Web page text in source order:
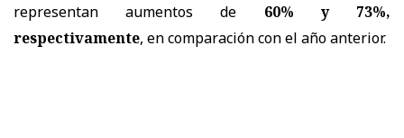
representan aumentos de 60% y 73%,
respectivamente, en comparación con el año anterior.